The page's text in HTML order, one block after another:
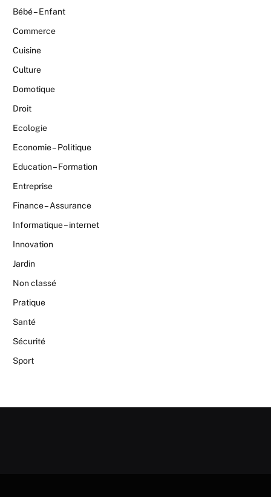
Bébé – Enfant
Commerce
Cuisine
Culture
Domotique
Droit
Ecologie
Economie – Politique
Education – Formation
Entreprise
Finance – Assurance
Informatique – internet
Innovation
Jardin
Non classé
Pratique
Santé
Sécurité
Sport